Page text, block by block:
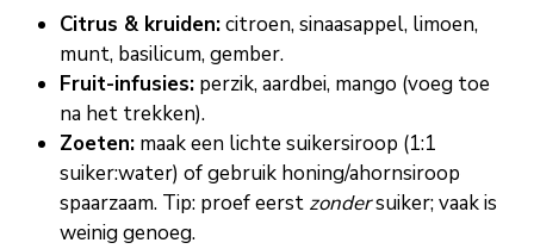
Citrus & kruiden:citroen, sinaasappel, limoen,
munt, basilicum, gember.
Fruit-infusies: perzik, aardbei, mango (voeg toe
na het trekken).
Zoeten: maak een lichte suikersiroop (1:1
suiker:water) of gebruik honing/ahornsiroop
spaarzaam. Tip: proef eerst zondersuiker; vaak is
weinig genoeg.